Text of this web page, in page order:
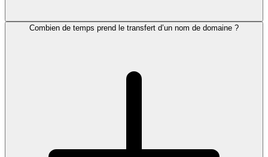
Combien de temps prend le transfert d’un nom de domaine ?